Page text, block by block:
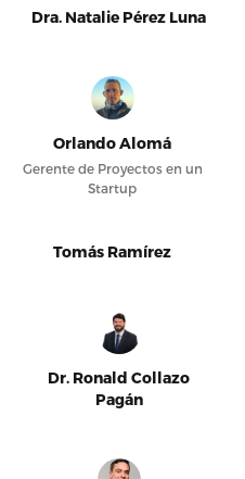
Dra. Natalie Pérez Luna
Orlando Alomá
Gerente de Proyectos en un
Startup
Tomás Ramírez
Dr. Ronald Collazo
Pagán